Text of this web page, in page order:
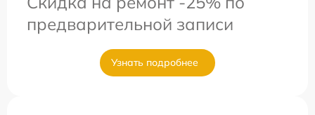
предварительной записи
Узнать подробнее